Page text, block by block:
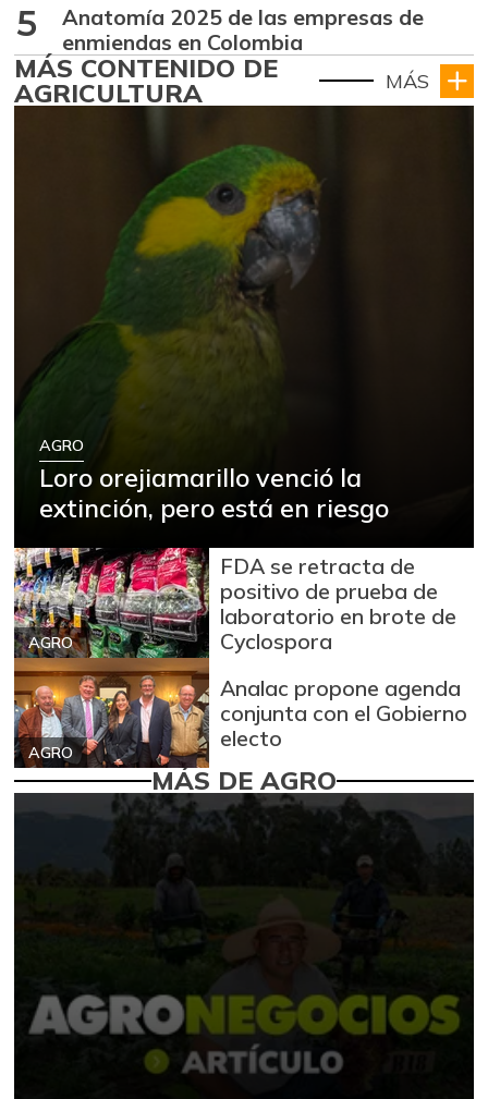
5
Anatomía 2025 de las empresas de
enmiendas en Colombia
MÁS CONTENIDO DE
AGRICULTURA MÁS
AGRO
Loro orejiamarillo venció la
extinción, pero está en riesgo
AGRO
FDA se retracta de
positivo de prueba de
laboratorio en brote de
Cyclospora
AGRO
Analac propone agenda
conjunta con el Gobierno
electo
MÁS DE AGRO